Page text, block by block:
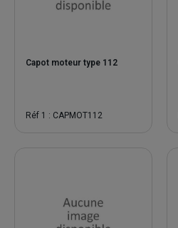
Capot moteur type 112
Réf 1 : CAPMOT112